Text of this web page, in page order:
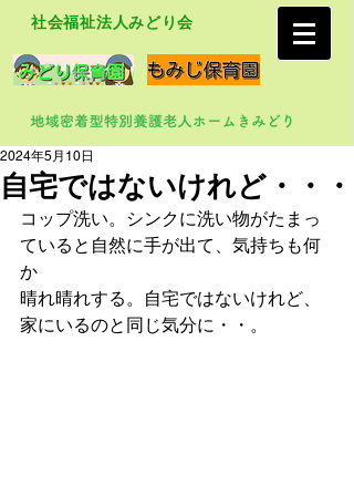
社会福祉法人みどり会
自宅ではないけれど・・・
2024年5月10日
コップ洗い。シンクに洗い物がたまっ
ていると自然に手が出て、気持ちも何
か
晴れ晴れする。自宅ではないけれど、
家にいるのと同じ気分に・・。